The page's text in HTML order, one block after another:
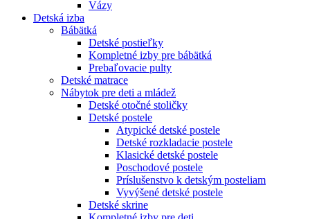
Vázy
Detská izba
Bábätká
Detské postieľky
Kompletné izby pre bábätká
Prebaľovacie pulty
Detské matrace
Nábytok pre deti a mládež
Detské otočné stoličky
Detské postele
Atypické detské postele
Detské rozkladacie postele
Klasické detské postele
Poschodové postele
Príslušenstvo k detským posteliam
Vyvýšené detské postele
Detské skrine